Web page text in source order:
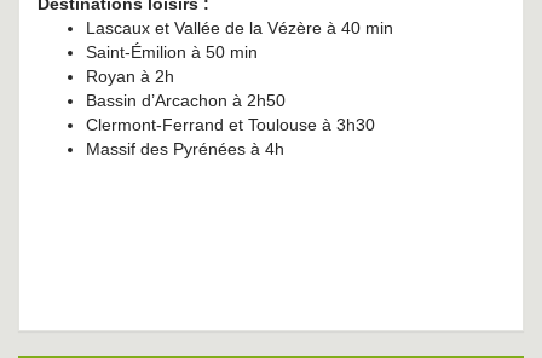
Lascaux et Vallée de la Vézère à 40 min
Saint-Émilion à 50 min
Royan à 2h
Bassin d’Arcachon à 2h50
Clermont-Ferrand et Toulouse à 3h30
Massif des Pyrénées à 4h